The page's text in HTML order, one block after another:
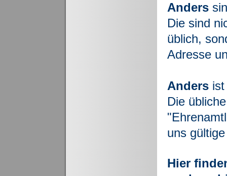
Anders
Die sind
üblich,
Adresse
Anders
Die
uns
Hier